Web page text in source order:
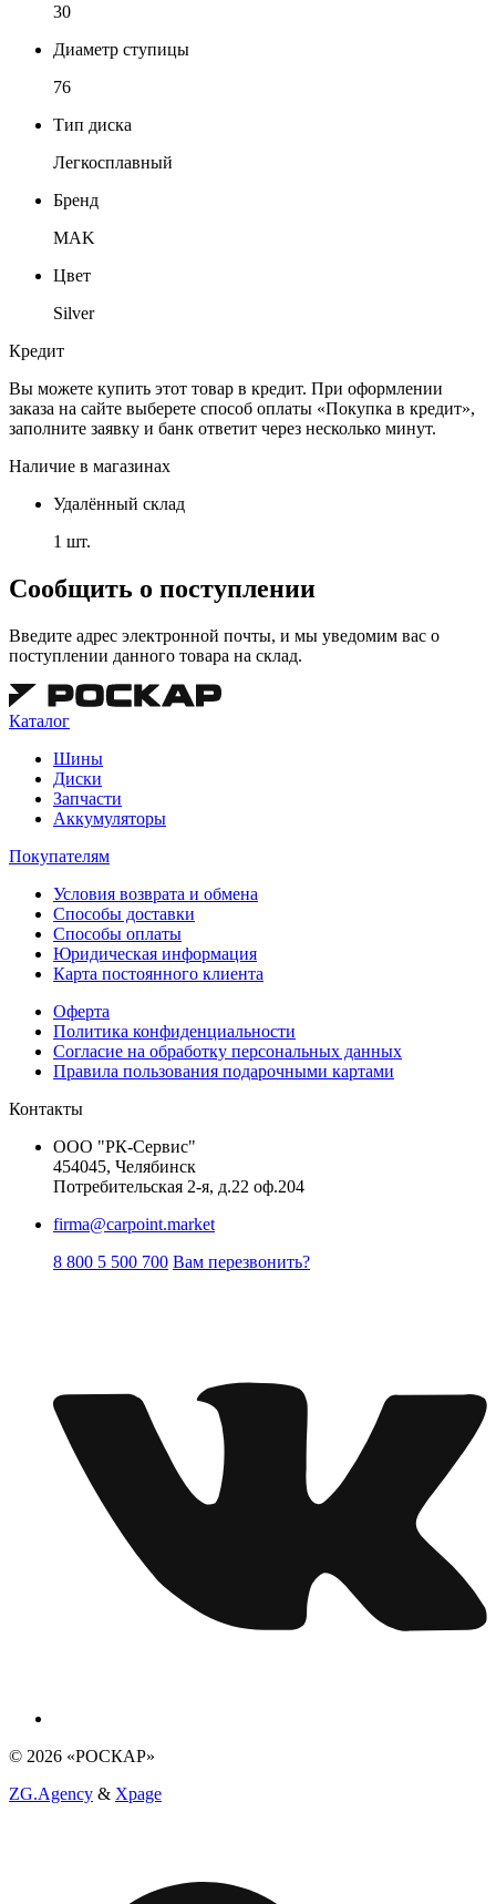
30
Диаметр ступицы
76
Тип диска
Легкосплавный
Бренд
MAK
Цвет
Silver
Кредит
Вы можете купить этот товар в кредит. При оформлении
заказа на сайте выберете способ оплаты «Покупка в кредит»,
заполните заявку и банк ответит через несколько минут.
Наличие в магазинах
Удалённый склад
1 шт.
Сообщить о поступлении
Введите адрес электронной почты, и мы уведомим вас о
поступлении данного товара на склад.
Каталог
Шины
Диски
Запчасти
Аккумуляторы
Покупателям
Условия возврата и обмена
Способы доставки
Способы оплаты
Юридическая информация
Карта постоянного клиента
Оферта
Политика конфиденциальности
Согласие на обработку персональных данных
Правила пользования подарочными картами
Контакты
ООО "РК-Сервис"
454045, Челябинск
Потребительская 2-я, д.22 оф.204
firma@carpoint.market
8 800 5 500 700 Вам перезвонить?
© 2026 «РОСКАР»
ZG.Agency & Xpage